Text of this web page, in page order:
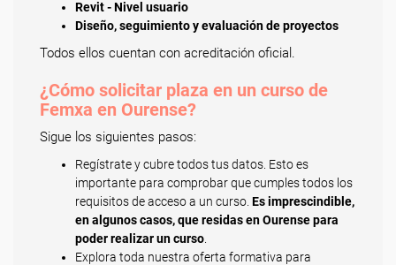
Revit - Nivel usuario
Diseño, seguimiento y evaluación de proyectos
Todos ellos cuentan con acreditación oficial.
¿Cómo solicitar plaza en un curso de
Femxa en Ourense?
Sigue los siguientes pasos:
Regístrate y cubre todos tus datos. Esto es
importante para comprobar que cumples todos los
requisitos de acceso a un curso. Es imprescindible,
en algunos casos, que residas en Ourense para
poder realizar un curso
Explora toda nuestra oferta formativa para